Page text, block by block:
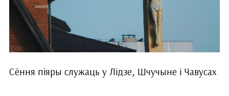
Сёння піяры служаць у Лідзе, Шчучыне і Чавусах